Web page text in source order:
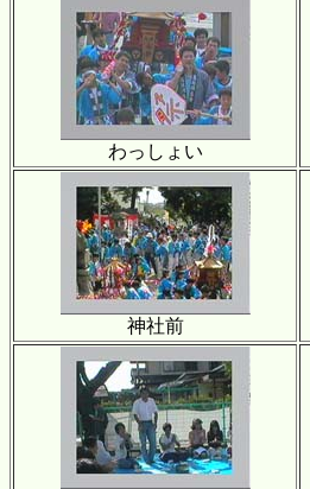
わっしょい
神社前